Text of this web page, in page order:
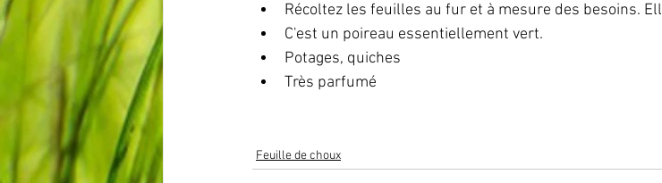
Récoltez les feuilles au fur et à mesure des besoins.
C'est un poireau essentiellement vert.
Potages, quiches
Très parfumé
Feuille de choux